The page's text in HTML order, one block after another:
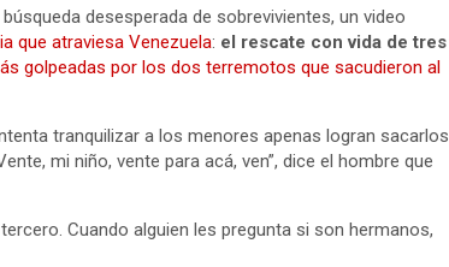
desesperada de sobrevivientes, un video
que atraviesa Venezuela: el rescate con vida de tres
golpeadas por los dos terremotos que sacudieron al
tranquilizar a los menores apenas logran sacarlos
mi niño, vente para acá, ven”, dice el hombre que
Cuando alguien les pregunta si son hermanos,